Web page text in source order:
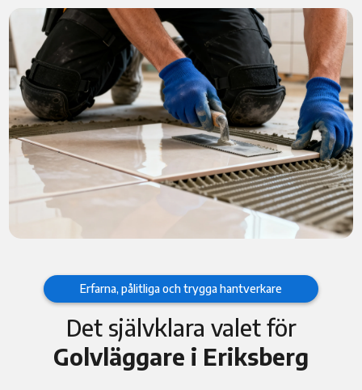
Erfarna, pålitliga och trygga hantverkare
Det självklara valet för
Golvläggare i Eriksberg